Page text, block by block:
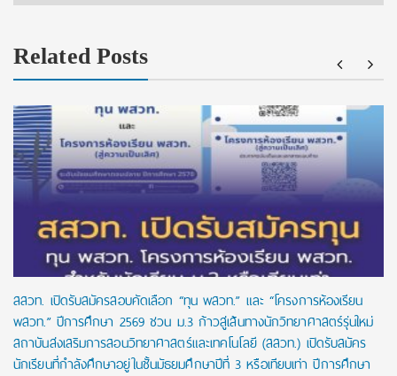
Related Posts
สสวท. เปิดรับสมัครสอบคัดเลือก “ทุน พสวท.” และ “โครงการห้องเรียน
พสวท.” ปีการศึกษา 2569 ชวน ม.3 ก้าวสู่เส้นทางนักวิทยาศาสตร์รุ่นใหม่
สถาบันส่งเสริมการสอนวิทยาศาสตร์และเทคโนโลยี (สสวท.) เปิดรับสมัคร
นักเรียนที่กำลังศึกษาอยู่ในชั้นมัธยมศึกษาปีที่ 3 หรือเทียบเท่า ปีการศึกษา